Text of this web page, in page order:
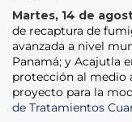
Martes, 14 de
de recaptura de
avanzada a nivel
Panamá; y Acajutla
protección al medio
proyecto para la
de Tratamientos